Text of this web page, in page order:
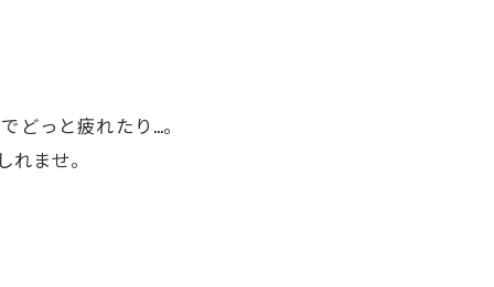
どっと疲れたり…。
ませ。